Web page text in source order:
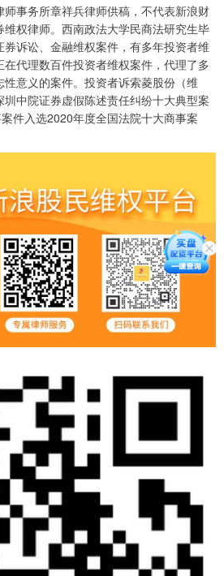
事务所章祥兵律师供稿，不代表新浪财
权律师。西南政法大学民商法研究生毕
诉讼、金融维权案件，有多年投资者维
代理数百件投资者维权案件，代理了多
意义的案件。投资者诉索菱股份（维
中院证券虚假陈述责任纠纷十大典型案
件入选2020年度全国法院十大商事案